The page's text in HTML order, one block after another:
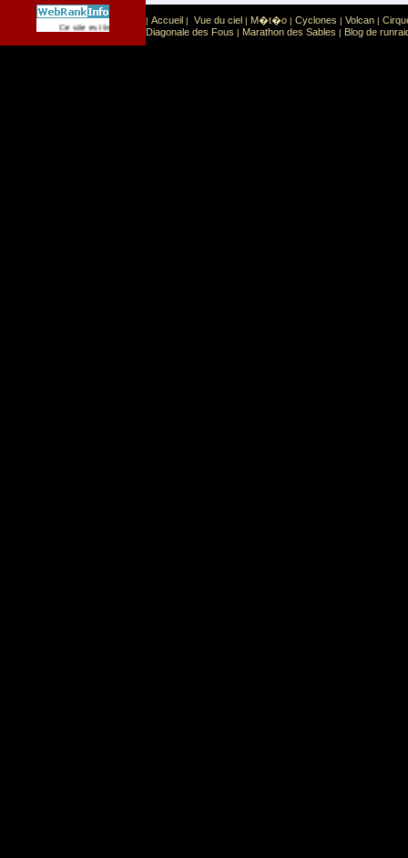
Ce site est list� dans la cat�gorie Sport: Sports extr�mes
| Accueil | Vue du ciel | M�t�o | Cyclones | Volcan |
Diagonale des Fous | Marathon des Sables | Blog de